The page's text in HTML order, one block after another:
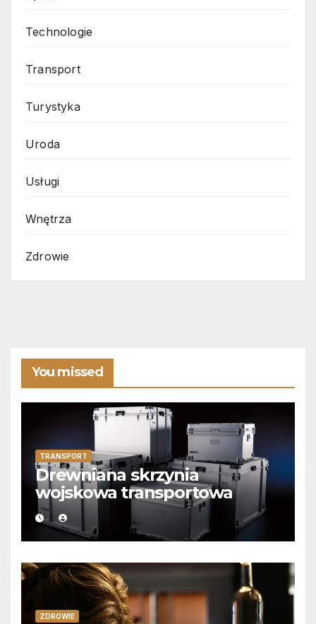
Technologie
Transport
Turystyka
Uroda
Usługi
Wnętrza
Zdrowie
You missed
TRANSPORT
Drewniana skrzynia
wojskowa transportowa
ZDROWIE